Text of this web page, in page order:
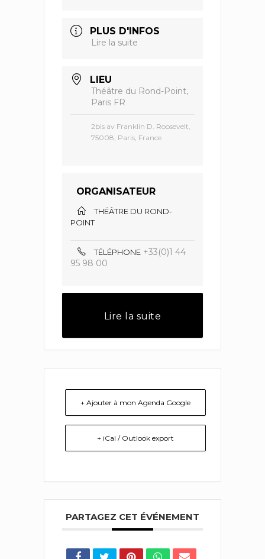
PLUS D'INFOS
Lire la suite
LIEU
Théâtre du Rond-Point,
Paris FR
2bis av Franklin D. Roosevelt,
75008, Paris, France
ORGANISATEUR
THÉÂTRE DU ROND-
POINT
TÉLÉPHONE +33(0)1 44
95 98 00
Lire la suite
+ Ajouter à mon Agenda Google
+ iCal / Outlook export
PARTAGEZ CET ÉVÉNEMENT